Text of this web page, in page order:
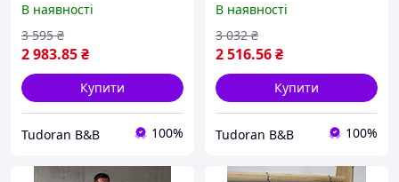
сорочка та штани, легкий
дихаючий брендовий
набір для чоловіків
В наявності
2 983.85₴
3 595 ₴
Купити
Tudoran B&B 100%
сорочка та шорти
брендовий набір
В наявності
2 516.56₴
3 032 ₴
Купити
Tudoran B&B 100%